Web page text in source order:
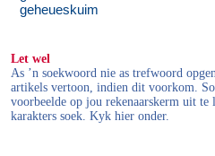
geheueskuim
Let wel
As ’n soekwoord nie as trefwoord
artikels vertoon, indien dit voorkom.
voorbeelde op jou rekenaarskerm uit te
karakters soek. Kyk hier onder.